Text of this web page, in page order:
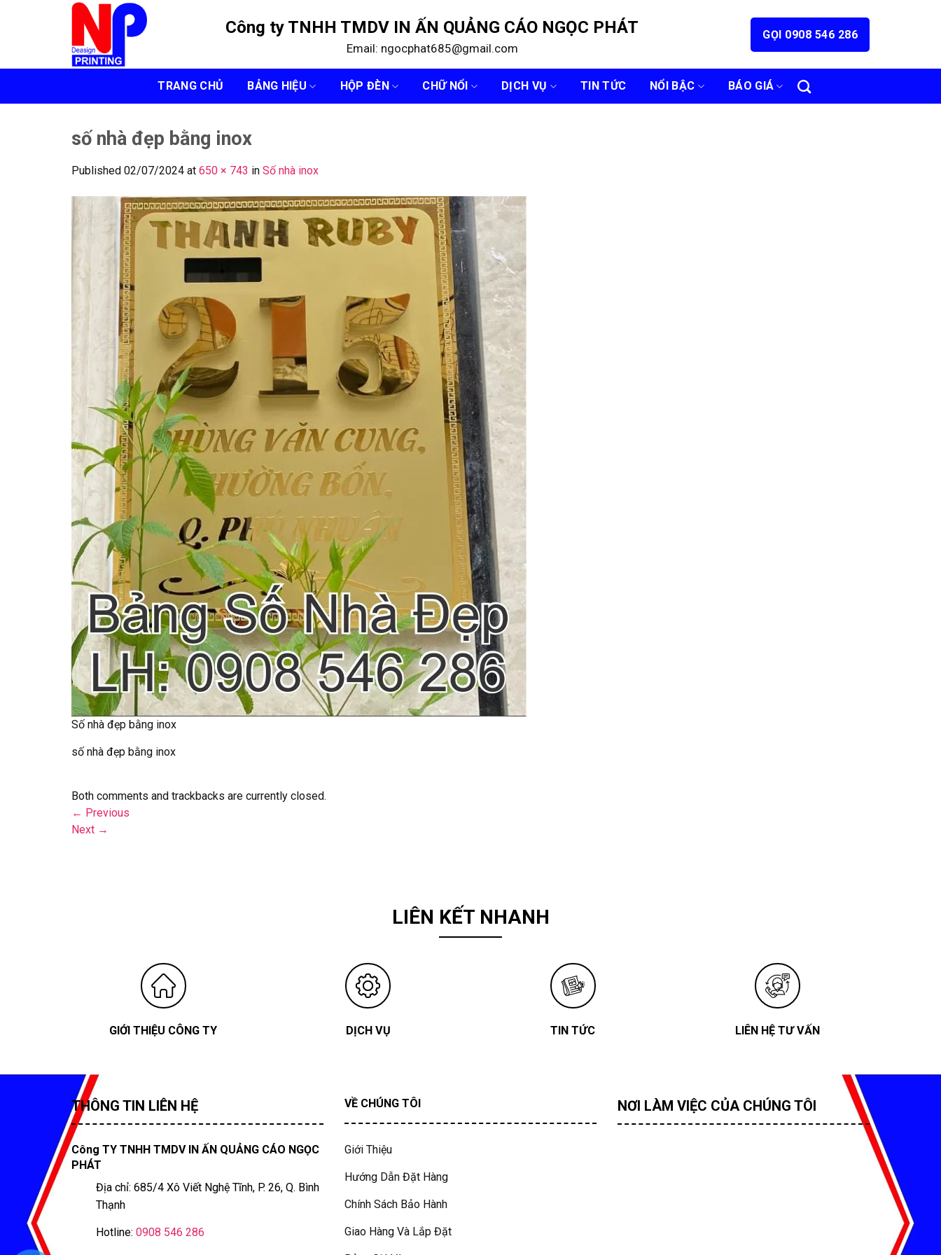
Công ty TNHH TMDV IN ẤN QUẢNG CÁO NGỌC PHÁT
Email: ngocphat685@gmail.com
GỌI 0908 546 286
TRANG CHỦ BẢNG HIỆU HỘP ĐÈN CHỮ NỔI DỊCH VỤ TIN TỨC NỔI BẬC BÁO GIÁ
số nhà đẹp bằng inox
Published 02/07/2024 at 650 × 743 in Số nhà inox
Số nhà đẹp bằng inox
số nhà đẹp bằng inox
Both comments and trackbacks are currently closed.
← Previous
Next →
LIÊN KẾT NHANH
GIỚI THIỆU CÔNG TY DỊCH VỤ TIN TỨC LIÊN HỆ TƯ VẤN
THÔNG TIN LIÊN HỆ
Công TY TNHH TMDV IN ẤN QUẢNG CÁO NGỌC
PHÁT
Địa chỉ: 685/4 Xô Viết Nghệ Tĩnh, P. 26, Q. Bình
Thạnh
Hotline: 0908 546 286
VỀ CHÚNG TÔI
Giới Thiệu
Hướng Dẫn Đặt Hàng
Chính Sách Bảo Hành
Giao Hàng Và Lắp Đặt
NƠI LÀM VIỆC CỦA CHÚNG TÔI